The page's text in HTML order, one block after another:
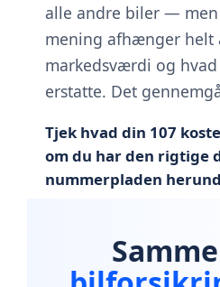
alle andre biler —
mening afhænger helt
markedsværdi og
erstatte. Det
Tjek hvad din 107
om du har den rigtige
nummerpladen